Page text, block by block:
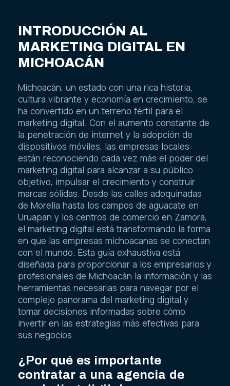
INTRODUCCIÓN AL
MARKETING DIGITAL EN
MICHOACÁN
Michoacán, un estado con una rica historia,
cultura vibrante y economía en crecimiento, se
ha convertido en un terreno fértil para el
marketing digital. Con el aumento constante de
la penetración de internet y la adopción de
dispositivos móviles, las empresas locales
están reconociendo cada vez más el poder del
marketing digital para alcanzar a su público
objetivo, impulsar el crecimiento y construir
marcas sólidas. Desde las calles adoquinadas
de Morelia hasta los campos de aguacate en
Uruapan y los centros de comercio en Zamora,
el marketing digital está transformando la forma
en que las empresas michoacanas se conectan
con el mundo. Esta guía exhaustiva está
diseñada para proporcionar a los empresarios y
profesionales de Michoacán la información y las
herramientas necesarias para navegar por el
complejo panorama del marketing digital y
tomar decisiones informadas sobre cómo
invertir en las estrategias más efectivas para
sus negocios.
¿Por qué es importante
contratar a una agencia de